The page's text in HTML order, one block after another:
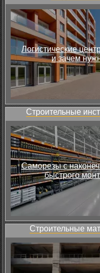
Логистические
и зачем
Строительные
Саморезы с
быстрого
Строительные